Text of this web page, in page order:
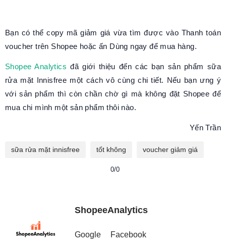
Bạn có thể copy mã giảm giá vừa tìm được vào Thanh toán
voucher trên Shopee hoặc ấn Dùng ngay để mua hàng.
Shopee Analytics đã giới thiệu đến các bạn sản phẩm sữa
rửa mặt Innisfree một cách vô cùng chi tiết. Nếu bạn ưng ý
với sản phẩm thì còn chần chờ gì mà không đặt Shopee để
mua chi mình một sản phẩm thôi nào.
Yến Trần
sữa rửa mặt innisfree tốt không voucher giảm giá
0/0
ShopeeAnalytics
Google Facebook